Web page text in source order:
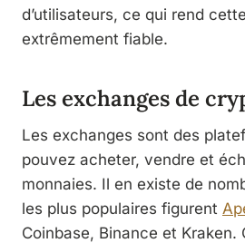
d’utilisateurs, ce qui rend
extrêmement fiable.
Les exchanges de
Les exchanges sont des
pouvez acheter, vendre et
monnaies. Il en existe de
les plus populaires figurent
Coinbase, Binance et Kraken.